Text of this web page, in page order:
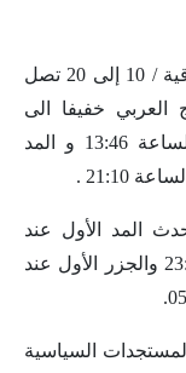
حركة الرياح: شمالية شرقية – جنوبية شرقية / 10 إلى 20 تصل
العربي خفيفا الى
متوسط أحياناً.. ويحدث المد الأول عند الساعة 13:46 و المد
المد الأول عند
الساعة 10:19 والمد الثاني عند الساعة 23:59 والجزر الأول عند
المستجدات السياسية